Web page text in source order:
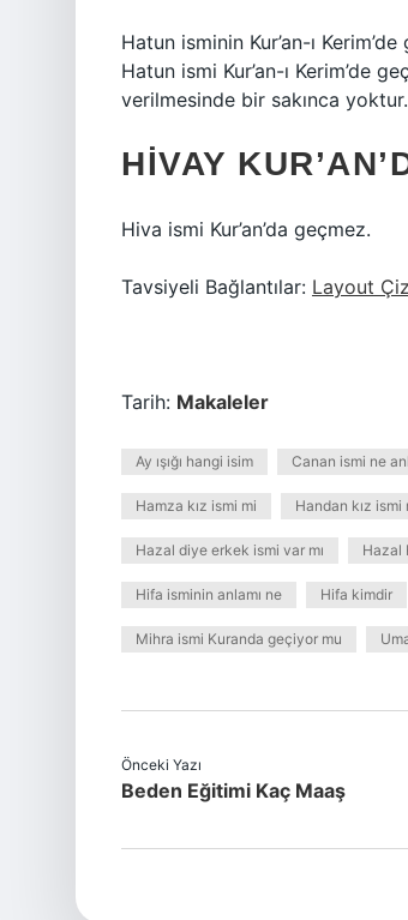
Hatun isminin Kur’an-ı
Hatun ismi Kur’an-ı Kerim’de
verilmesinde bir sakınca yoktur.
HIVAY
Hiva ismi Kur’an’da geçmez.
Tavsiyeli Bağlantılar: Layout
Tarih: Makaleler
Ay ışığı hangi isim Canan ismi ne
Hamza kız ismi mi Handan kız
Hazal diye erkek ismi var mı Hazal
Hifa isminin anlamı ne Hifa kimdir
Mihra ismi Kuranda geçiyor mu
Önceki Yazı
Beden Eğitimi Kaç Maaş